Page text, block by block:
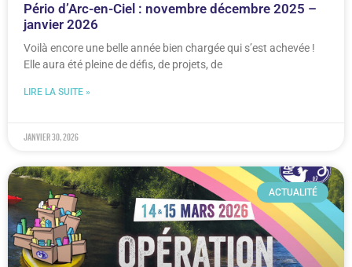
Pério d’Arc-en-Ciel : novembre décembre 2025 –
janvier 2026
Voilà encore une belle année bien chargée qui s’est achevée !
Elle aura été pleine de défis, de projets, de
LIRE LA SUITE »
janvier 30, 2026
ACTUALITÉ